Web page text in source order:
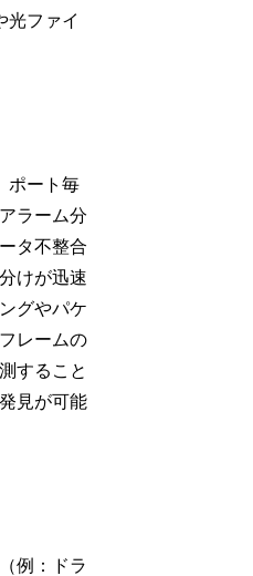
光ファイ
ポート毎
ラーム分
タ不整合
けが迅速
グやパケ
レームの
すること
見が可能
例：ドラ